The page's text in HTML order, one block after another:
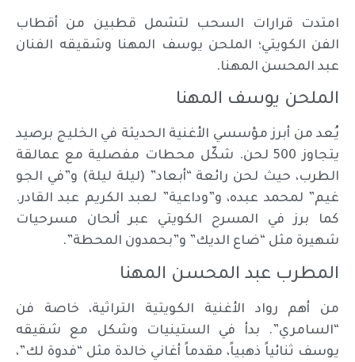
امتدت قرارات السحب لتشمل قطبين من أقطاب
الفن الكويتي؛ الملحن يوسف المهنا وشقيقه الفنان
عبد المحسن المهنا.
الملحن يوسف المهنا
يُعد من أبرز مؤسسي الأغنية الحديثة في الخليج برصيد
يتجاوز 500 لحن. شكّل محطات مفصلية مع عمالقة
الطرب، حيث لحن رائعة “أبعاد” (ليلة ليلة) و”في الجو
غيم” لمحمد عبده، و”وداعية” لعبد الكريم عبد القادر.
كما برز في المسرح الكويتي عبر ألحان مسرحيات
شهيرة مثل “ضاع الديك” و”بحمدون المحطة”.
المطرب عبد المحسن المهنا
من أهم رواد الأغنية الكويتية التراثية، خاصة فن
“السامري”. بدأ في الستينيات وشكل مع شقيقه
يوسف ثنائياً ذهبياً، مقدماً أغاني خالدة مثل “فدوة لك”،